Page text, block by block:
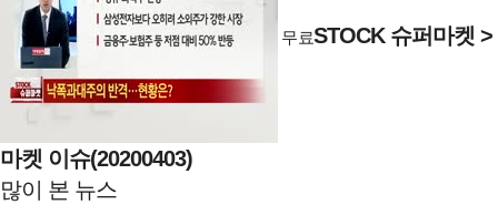
무료STOCK 슈퍼마켓 >
마켓 이슈(20200403)
많이 본 뉴스